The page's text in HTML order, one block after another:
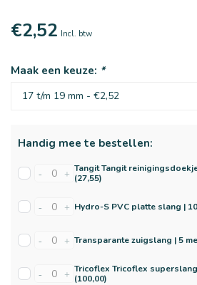
€2,52 Incl. btw
Maak een keuze: *
Handig mee te bestellen:
- + Tangit Tangit
(27,55)
- + Hydro-S PVC platte slang |
- + Transparante zuigslang | 5
- + Tricoflex Tricoflex
(100,00)